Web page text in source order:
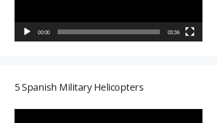
00:00 03:36
5 Spanish Military Helicopters